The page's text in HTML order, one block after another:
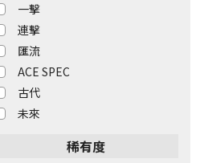
一擊
連擊
匯流
ACE SPEC
古代
未來
稀有度